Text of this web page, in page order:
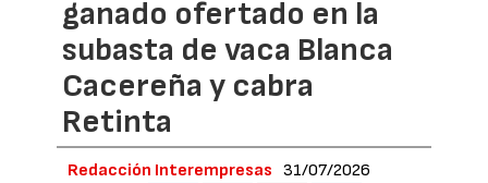
ganado ofertado en la
subasta de vaca Blanca
Cacereña y cabra
Retinta
Redacción Interempresas 31/07/2026